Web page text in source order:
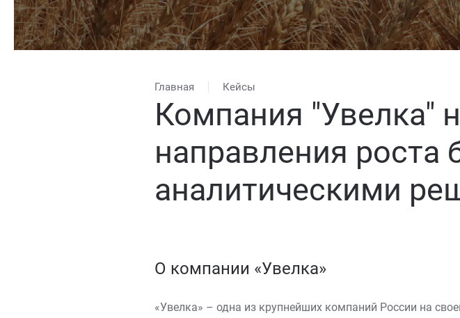
Главная Кейсы
Компания "Увелка"
направления роста
аналитическими
О компании «Увелка»
«Увелка» – одна из крупнейших компаний России на